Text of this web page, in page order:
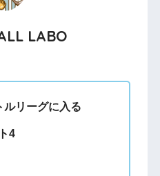
LABO
ルリーグに入る
4